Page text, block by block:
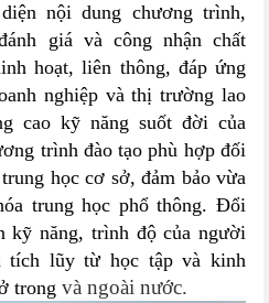
nội dung chương trình,
giá và công nhận chất
hoạt, liên thông, đáp ứng
nghiệp và thị trường lao
cao kỹ năng suốt đời của
trình đào tạo phù hợp đối
học cơ sở, đảm bảo vừa
trung học phổ thông. Đổi
kỹ năng, trình độ của người
tích lũy từ học tập và kinh
trong và ngoài nước.